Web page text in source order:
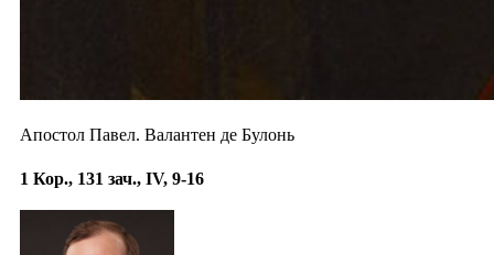
Апостол Павел. Валантен де Булонь
1 Кор., 131 зач., IV, 9-16